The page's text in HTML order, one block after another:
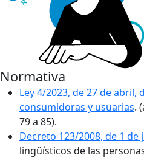
Normativa
Ley 4/2023, de 27 de abril,
consumidoras y usuarias.
79 a 85).
Decreto 123/2008, de 1 de
lingüísticos de las